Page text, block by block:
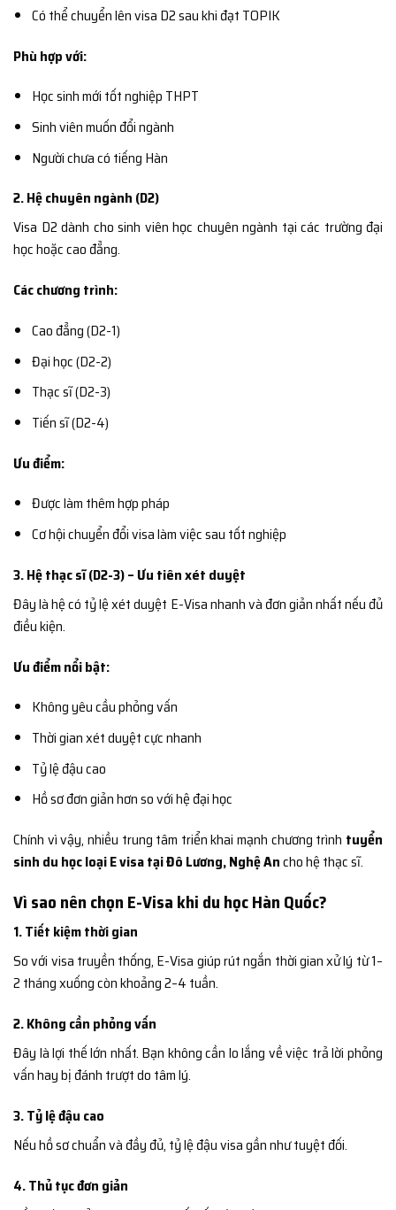
Có thể chuyển lên visa D2 sau khi đạt TOPIK
Phù hợp với:
Học sinh mới tốt nghiệp THPT
Sinh viên muốn đổi ngành
Người chưa có tiếng Hàn
2. Hệ chuyên ngành (D2)
Visa D2 dành cho sinh viên học chuyên ngành tại các trường đại
học hoặc cao đẳng.
Các chương trình:
Cao đẳng (D2-1)
Đại học (D2-2)
Thạc sĩ (D2-3)
Tiến sĩ (D2-4)
Ưu điểm:
Được làm thêm hợp pháp
Cơ hội chuyển đổi visa làm việc sau tốt nghiệp
3. Hệ thạc sĩ (D2-3) – Ưu tiên xét duyệt
Đây là hệ có tỷ lệ xét duyệt E-Visa nhanh và đơn giản nhất nếu đủ
điều kiện.
Ưu điểm nổi bật:
Không yêu cầu phỏng vấn
Thời gian xét duyệt cực nhanh
Tỷ lệ đậu cao
Hồ sơ đơn giản hơn so với hệ đại học
Chính vì vậy, nhiều trung tâm triển khai mạnh chương trình tuyển
sinh du học loại E visa tại Đô Lương, Nghệ Ancho hệ thạc sĩ.
Vì sao nên chọn E-Visa khi du học Hàn Quốc?
1. Tiết kiệm thời gian
So với visa truyền thống, E-Visa giúp rút ngắn thời gian xử lý từ 1–
2 tháng xuống còn khoảng 2–4 tuần.
2. Không cần phỏng vấn
Đây là lợi thế lớn nhất. Bạn không cần lo lắng về việc trả lời phỏng
vấn hay bị đánh trượt do tâm lý.
3. Tỷ lệ đậu cao
Nếu hồ sơ chuẩn và đầy đủ, tỷ lệ đậu visa gần như tuyệt đối.
4. Thủ tục đơn giản